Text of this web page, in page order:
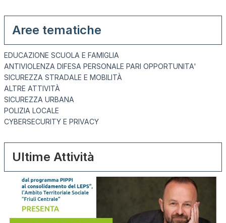
Aree tematiche
EDUCAZIONE SCUOLA E FAMIGLIA
ANTIVIOLENZA DIFESA PERSONALE PARI OPPORTUNITA'
SICUREZZA STRADALE E MOBILITÀ
ALTRE ATTIVITÀ
SICUREZZA URBANA
POLIZIA LOCALE
CYBERSECURITY E PRIVACY
Ultime Attività